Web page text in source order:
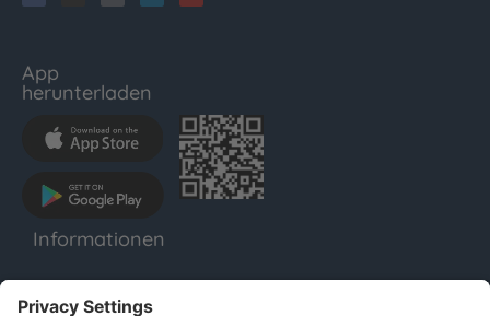
App
herunterladen
Informationen
LENTHO